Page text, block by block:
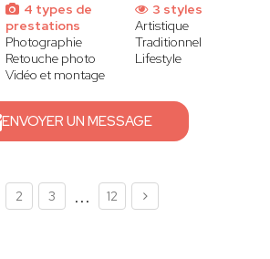
4 types de
prestations
Photographie
Retouche photo
Vidéo et montage
3 styles
Artistique
Traditionnel
Lifestyle
ENVOYER UN MESSAGE
2 3 ... 12